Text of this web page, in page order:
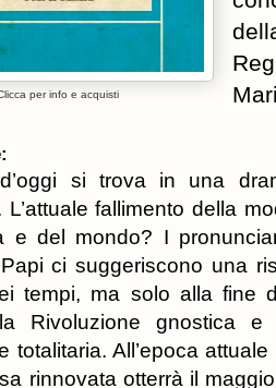
per info e acquisti
si trova in una
L’attuale fallimento della
e del mondo? I
ci suggeriscono una
tempi, ma solo alla fine
Rivoluzione gnostica e
totalitaria. All’epoca
rinnovata otterrà il